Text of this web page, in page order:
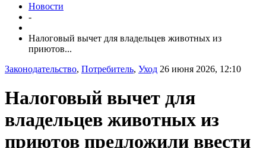
Новости
-
Налоговый вычет для владельцев животных из
приютов...
Законодательство, Потребитель, Уход 26 июня 2026, 12:10
Налоговый вычет для
владельцев животных из
приютов предложили ввести